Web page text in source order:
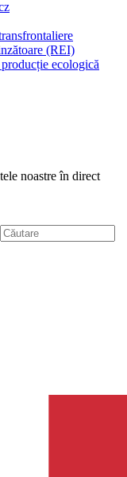
(REI)
ecologică
noastre în direct